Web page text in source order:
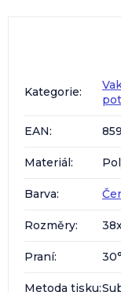
Kategorie:
EAN:
Materiál:
Barva:
Rozměry:
Praní:
Metoda tisku: